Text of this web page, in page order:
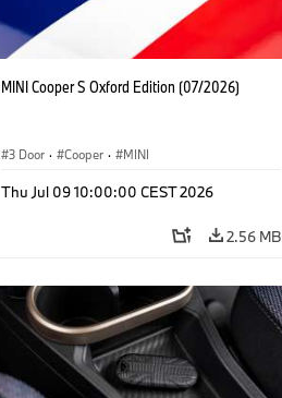
MINI Cooper S Oxford Edition (07/2026)
3 Door · Cooper · MINI
Thu Jul 09 10:00:00 CEST 2026
2.56 MB